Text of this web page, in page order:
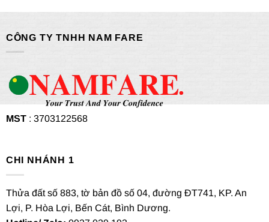
CÔNG TY TNHH NAM FARE
MST: 3703122568
CHI NHÁNH 1
Thửa đất số 883, tờ bản đồ số 04, đường ĐT741, KP. An
Lợi, P. Hòa Lợi, Bến Cát, Bình Dương.